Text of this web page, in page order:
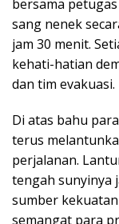
bersama
sang nenek
jam 30 menit.
kehati-hatian
dan tim evakuasi.
Di atas bahu
terus
perjalanan.
tengah sunyinya
sumber
semangat para